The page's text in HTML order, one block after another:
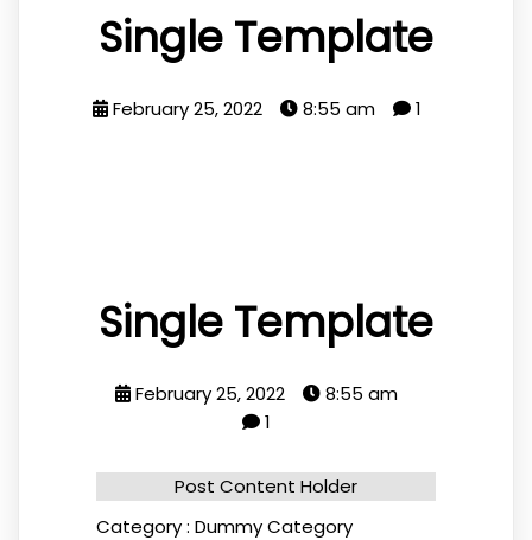
Single Template
February 25, 2022 8:55 am 1
Single Template
February 25, 2022
8:55 am
1
Post Content Holder
Category : Dummy Category